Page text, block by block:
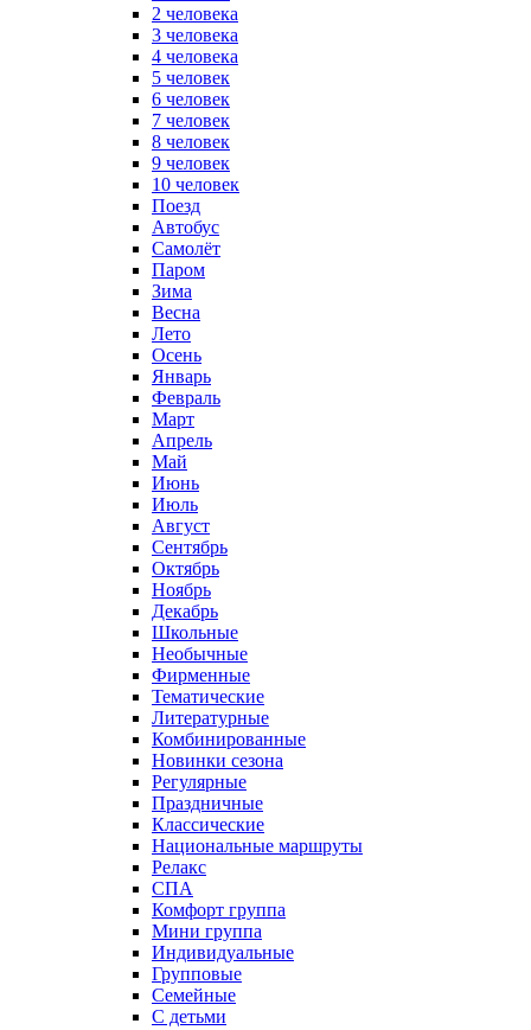
2 человека
3 человека
4 человека
5 человек
6 человек
7 человек
8 человек
9 человек
10 человек
Поезд
Автобус
Самолёт
Паром
Зима
Весна
Лето
Осень
Январь
Февраль
Март
Апрель
Май
Июнь
Июль
Август
Сентябрь
Октябрь
Ноябрь
Декабрь
Школьные
Необычные
Фирменные
Тематические
Литературные
Комбинированные
Новинки сезона
Регулярные
Праздничные
Классические
Национальные маршруты
Релакс
СПА
Комфорт группа
Мини группа
Индивидуальные
Групповые
Семейные
С детьми